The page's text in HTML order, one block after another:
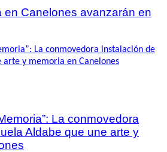
en Canelones avanzarán en
La conmovedora
Aldabe que une arte y